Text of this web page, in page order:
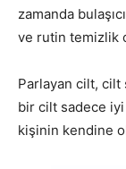
zamanda
ve rutin temizlik
Parlayan cilt, cilt
bir cilt sadece iyi
kişinin kendine